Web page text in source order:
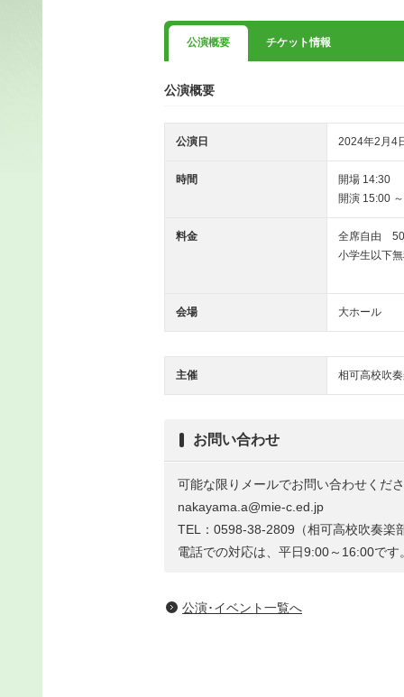
公演概要 チケット情報
公演概要
公演日 2024年2月4
時間
開場 14:30
開演 15:00
料金
全席自由
小学生以下
会場 大ホール
主催 相可高校吹
お問い合わせ
可能な限りメールでお問い合わせくだ
nakayama.a@mie-c.ed.jp
TEL：0598-38-2809（相可高校吹奏
電話での対応は、平日9:00～16:00です
公演･イベント一覧へ